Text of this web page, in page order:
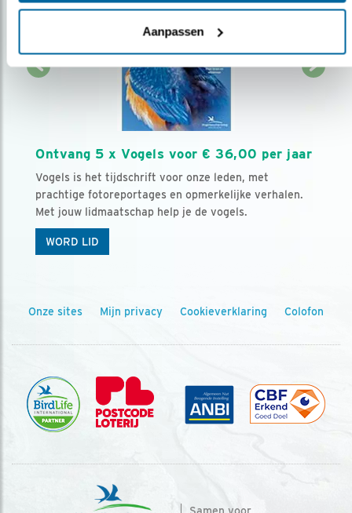
Aanpassen
Ontvang 5 x Vogels voor € 36,00 per jaar
Vogels is het tijdschrift voor onze leden, met
prachtige fotoreportages en opmerkelijke verhalen.
Met jouw lidmaatschap help je de vogels.
WORD LID
Onze sites Mijn privacy Cookieverklaring Colofon